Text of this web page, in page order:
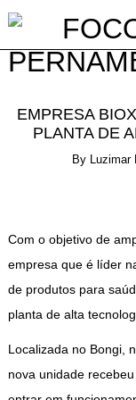
EMPRESA
PLANTA DE
By Luzimar
Com o objetivo de
empresa que é líder
de produtos para
planta de alta
Localizada no Bongi,
nova unidade